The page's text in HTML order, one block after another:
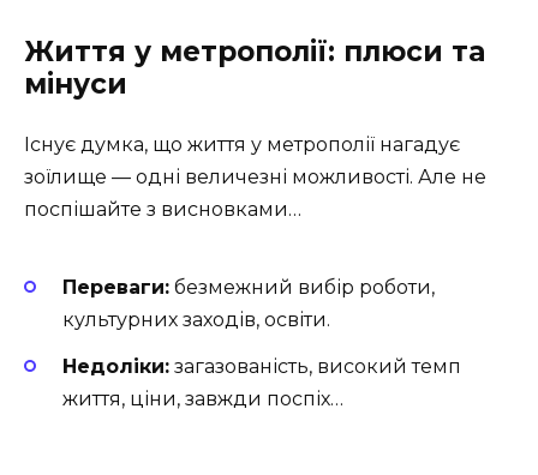
Життя у метрополії: плюси та
мінуси
Існує думка, що життя у метрополії нагадує
зоїлище — одні величезні можливості. Але не
поспішайте з висновками…
Переваги: безмежний вибір роботи,
культурних заходів, освіти.
Недоліки: загазованість, високий темп
життя, ціни, завжди поспіх…